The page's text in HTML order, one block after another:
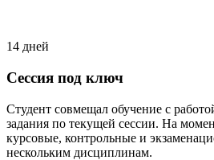
14 дней
Сессия под ключ
Студент совмещал обучение с
задания по текущей сессии. На
курсовые, контрольные и
нескольким дисциплинам.